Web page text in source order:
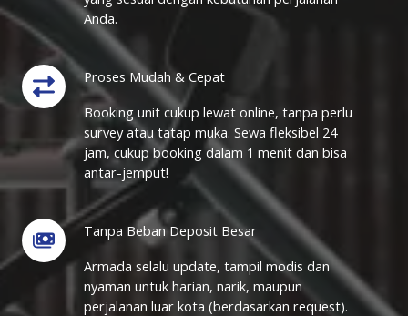
Anda.
Proses Mudah & Cepat
Booking unit cukup lewat online, tanpa perlu
survey atau tatap muka. Sewa fleksibel 24
jam, cukup booking dalam 1 menit dan bisa
antar-jemput!
Tanpa Beban Deposit Besar
Armada selalu update, tampil modis dan
nyaman untuk harian, narik, maupun
perjalanan luar kota (berdasarkan request).